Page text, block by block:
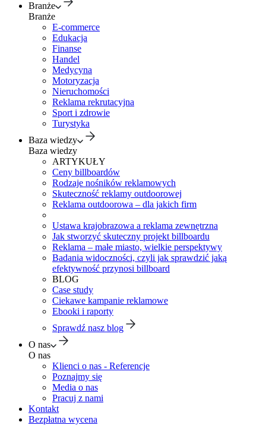
Branże
Branże
E-commerce
Edukacja
Finanse
Handel
Medycyna
Motoryzacja
Nieruchomości
Reklama rekrutacyjna
Sport i zdrowie
Turystyka
Baza wiedzy
Baza wiedzy
ARTYKUŁY
Ceny billboardów
Rodzaje nośników reklamowych
Skuteczność reklamy outdoorowej
Reklama outdoorowa – dla jakich firm
Ustawa krajobrazowa a reklama zewnętrzna
Jak stworzyć skuteczny projekt billboardu
Reklama – małe miasto, wielkie perspektywy
Badania widoczności, czyli jak sprawdzić jaką
efektywność przynosi billboard
BLOG
Case study
Ciekawe kampanie reklamowe
Ebooki i raporty
Sprawdź nasz blog
O nas
O nas
Klienci o nas - Referencje
Poznajmy się
Media o nas
Pracuj z nami
Kontakt
Bezpłatna wycena